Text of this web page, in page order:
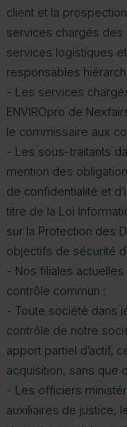
client et la
services chargés
services logistiques
responsables
- Les services
ENVIROpro de
le commissaire aux
- Les sous-traitants
mention des
de confidentialité et
titre de la Loi
sur la Protection des
objectifs de sécurité
- Nos filiales
contrôle commun ;
- Toute société dans
contrôle de notre
apport partiel d’actif,
acquisition, sans que
- Les officiers
auxiliaires de justice,